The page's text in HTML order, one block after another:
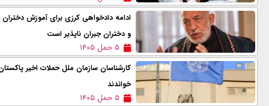
ادامه دادخواهی کرزی برای آموزش
و دختران جبران ناپذیر است
۵ حمل ۱۴۰۵
کارشناسان سازمان ملل حملات اخیر
خواندند
۵ حمل ۱۴۰۵